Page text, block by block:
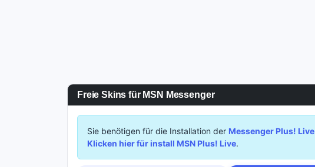
Freie Skins für MSN Messenger
Sie benötigen für die Installation der Messenger Plus! Live
Klicken hier für install MSN Plus! Live.